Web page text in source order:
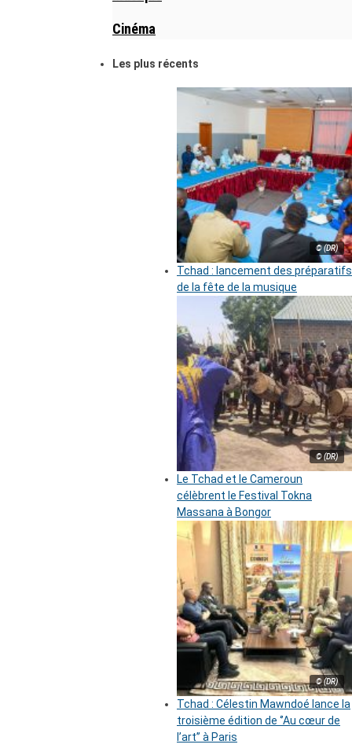
Cinéma
Les plus récents
© (DR)
Tchad : lancement des préparatifs
de la fête de la musique
© (DR)
Le Tchad et le Cameroun
célèbrent le Festival Tokna
Massana à Bongor
© (DR)
Tchad : Célestin Mawndoé lance la
troisième édition de ‘’Au cœur de
l’art’’ à Paris